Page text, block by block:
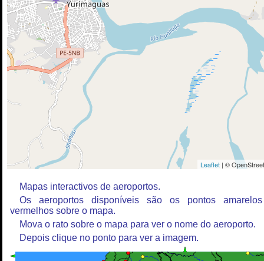
Leaflet | ©
Mapas interactivos de aeroportos.
Os aeroportos disponíveis são os pontos
vermelhos sobre o mapa.
Mova o rato sobre o mapa para ver o nome do aeroporto.
Depois clique no ponto para ver a imagem.